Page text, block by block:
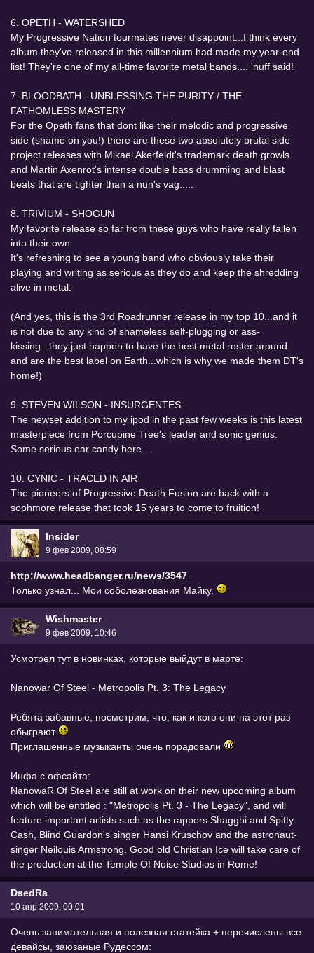
6. OPETH - WATERSHED
My Progressive Nation tourmates never disappoint...I think every
album they've released in this millennium had made my year-end
list! They're one of my all-time favorite metal bands.... 'nuff said!
7. BLOODBATH - UNBLESSING THE PURITY / THE
FATHOMLESS MASTERY
For the Opeth fans that dont like their melodic and progressive
side (shame on you!) there are these two absolutely brutal side
project releases with Mikael Akerfeldt's trademark death growls
and Martin Axenrot's intense double bass drumming and blast
beats that are tighter than a nun's vag.....
8. TRIVIUM - SHOGUN
My favorite release so far from these guys who have really fallen
into their own.
It's refreshing to see a young band who obviously take their
playing and writing as serious as they do and keep the shredding
alive in metal.
(And yes, this is the 3rd Roadrunner release in my top 10...and it
is not due to any kind of shameless self-plugging or ass-
kissing...they just happen to have the best metal roster around
and are the best label on Earth...which is why we made them DT's
home!)
9. STEVEN WILSON - INSURGENTES
The newset addition to my ipod in the past few weeks is this latest
masterpiece from Porcupine Tree's leader and sonic genius.
Some serious ear candy here....
10. CYNIC - TRACED IN AIR
The pioneers of Progressive Death Fusion are back with a
sophmore release that took 15 years to come to fruition!
Insider
9 фев 2009, 08:59
http://www.headbanger.ru/news/3547
Только узнал... Мои соболезнования Майку.
Wishmaster
9 фев 2009, 10:46
Усмотрел тут в новинках, которые выйдут в марте:
Nanowar Of Steel - Metropolis Pt. 3: The Legacy
Ребята забавные, посмотрим, что, как и кого они на этот раз
обыграют
Приглашенные музыканты очень порадовали
Инфа с офсайта:
NanowaR Of Steel are still at work on their new upcoming album
which will be entitled : "Metropolis Pt. 3 - The Legacy", and will
feature important artists such as the rappers Shagghi and Spitty
Cash, Blind Guardon's singer Hansi Kruschov and the astronaut-
singer Neilouis Armstrong. Good old Christian Ice will take care of
the production at the Temple Of Noise Studios in Rome!
DaedRa
10 апр 2009, 00:01
Очень занимательная и полезная статейка + перечислены все
девайсы, заюзаные Рудессом: